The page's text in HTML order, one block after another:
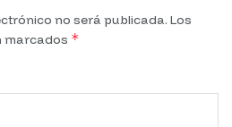
no será publicada. Los
marcados *